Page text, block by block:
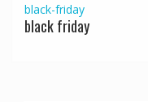
black-friday
black friday